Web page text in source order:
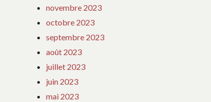
novembre 2023
octobre 2023
septembre 2023
août 2023
juillet 2023
juin 2023
mai 2023